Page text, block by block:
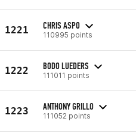
1221 CHRIS ASPO
110995 points
1222 BODO LUEDERS
111011 points
1223 ANTHONY GRILLO
111052 points